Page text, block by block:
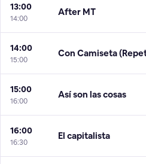
13:00
14:00
After MT
14:00
15:00
Con Camiseta
15:00
16:00
Así son las cosas
16:00
16:30
El capitalista